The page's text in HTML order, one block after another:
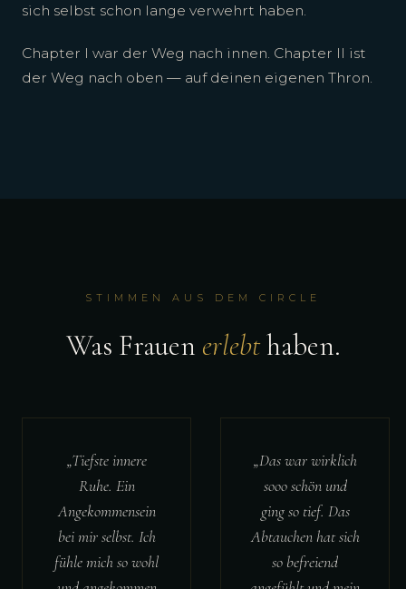
sich selbst schon lange verwehrt haben.
Chapter I war der Weg nach innen. Chapter II ist
der Weg nach oben — auf deinen eigenen Thron.
STIMMEN AUS DEM CIRCLE
Was Frauen erlebthaben.
„Tiefste innere
Ruhe. Ein
Angekommensein
bei mir selbst. Ich
fühle mich so wohl
„Das war wirklich
sooo schön und
ging so tief. Das
Abtauchen hat sich
so befreiend